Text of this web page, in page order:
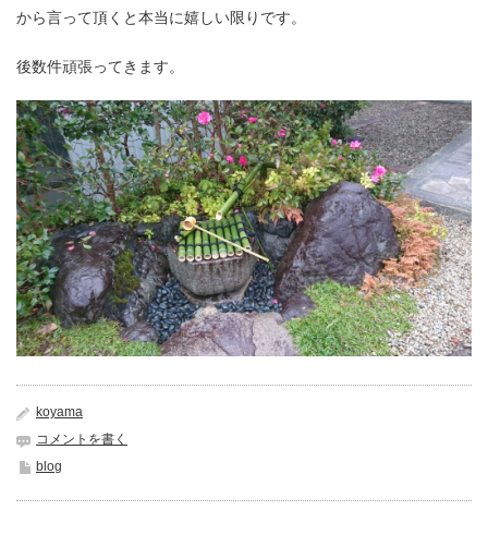
から言って頂くと本当に嬉しい限りです。
後数件頑張ってきます。
koyama
コメントを書く
blog